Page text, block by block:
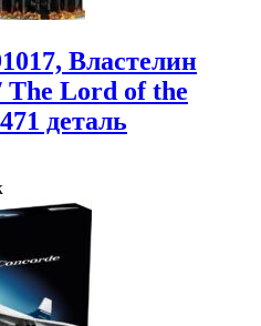
Властелин
Lord of the
деталь